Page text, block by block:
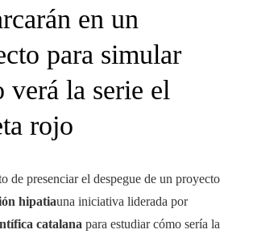
en un
para simular
verá la serie el
rojo
de presenciar el despegue de un proyecto
hipatiauna iniciativa liderada por
catalana para estudiar cómo sería la